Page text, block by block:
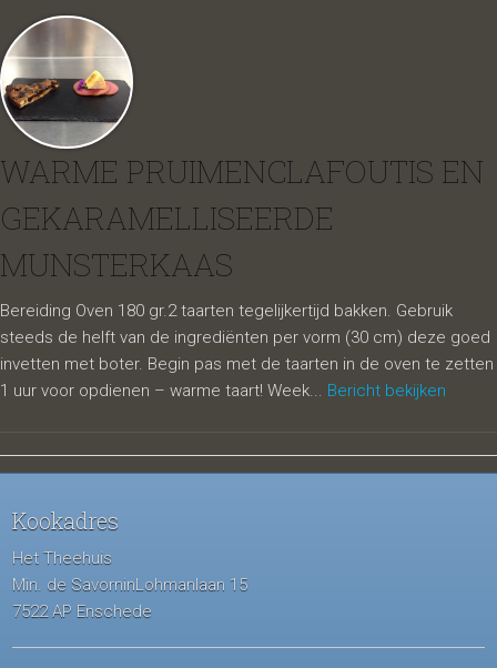
WARME PRUIMENCLAFOUTIS EN
GEKARAMELLISEERDE
MUNSTERKAAS
Bereiding Oven 180 gr.2 taarten tegelijkertijd bakken. Gebruik
steeds de helft van de ingrediënten per vorm (30 cm) deze goed
invetten met boter. Begin pas met de taarten in de oven te zetten
1 uur voor opdienen – warme taart! Week... Bericht bekijken
Kookadres
Het Theehuis
Min. de SavorninLohmanlaan 15
7522 AP Enschede